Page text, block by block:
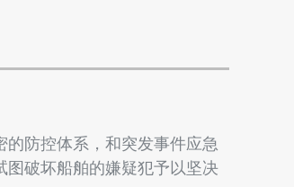
的防控体系，和突发事件应急
图破坏船舶的嫌疑犯予以坚决